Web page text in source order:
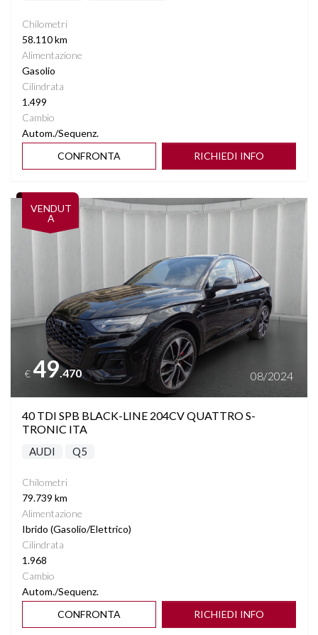
Chilometri
58.110 km
Alimentazione
Gasolio
Cilindrata
1.499
Cambio
Autom./Sequenz.
CONFRONTA
RICHIEDI INFO
VENDUT
A
Vedi dettagli
€49.470 08/2024
40 TDI SPB BLACK-LINE 204CV QUATTRO S-
TRONIC ITA
AUDI Q5
Chilometri
79.739 km
Alimentazione
Ibrido (Gasolio/Elettrico)
Cilindrata
1.968
Cambio
Autom./Sequenz.
CONFRONTA
RICHIEDI INFO